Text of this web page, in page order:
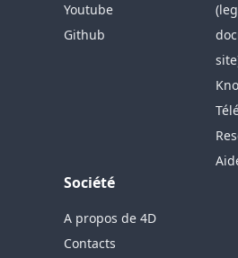
Youtube
Github
Société
A propos de 4D
Contacts